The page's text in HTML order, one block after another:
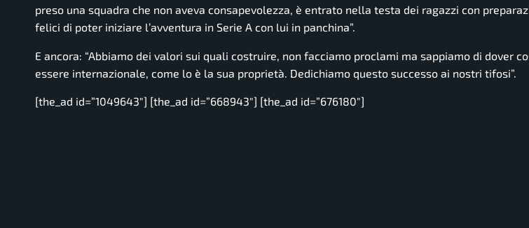
preso una squadra che non aveva consapevolezza, è entrato nella testa dei ragazzi con
felici di poter iniziare l’avventura in Serie A con lui in panchina”.
E ancora: “Abbiamo dei valori sui quali costruire, non facciamo proclami ma sappiamo di dover
essere internazionale, come lo è la sua proprietà. Dedichiamo questo successo ai nostri tifosi”.
[the_ad id=”1049643″] [the_ad id=”668943″] [the_ad id=”676180″]